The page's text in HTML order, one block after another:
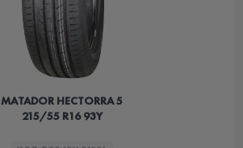
MATADOR HECTORRA 5
215/55 R16 93Y